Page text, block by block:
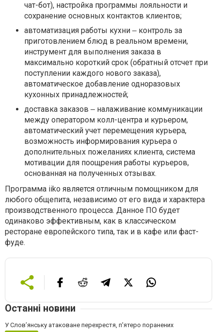
чат-бот), настройка программы лояльности и
сохранение основных контактов клиентов;
автоматизация работы кухни ‒ контроль за
приготовлением блюд в реальном времени,
инструмент для выполнения заказа в
максимально короткий срок (обратный отсчет при
поступлении каждого нового заказа),
автоматическое добавление одноразовых
кухонных принадлежностей;
доставка заказов ‒ налаживание коммуникации
между оператором колл-центра и курьером,
автоматический учет перемещения курьера,
возможность информирования курьера о
дополнительных пожеланиях клиента, система
мотивации для поощрения работы курьеров,
основанная на полученных отзывах.
Программа iiko является отличным помощником для
любого общепита, независимо от его вида и характера
производственного процесса. Данное ПО будет
одинаково эффективным, как в классическом
ресторане европейского типа, так и в кафе или фаст-
фуде.
Останні новини
У Слов’янську атаковане перехрестя, п'ятеро поранених